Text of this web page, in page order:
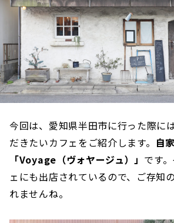
今回は、愛知県半田市に行った際に
だきたいカフェをご紹介します。 自
「Voyage（ヴォヤージュ）」 です
ェにも出店されているので、ご存知
れませんね。